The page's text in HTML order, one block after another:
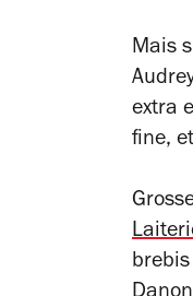
Mais
extra
fine, et